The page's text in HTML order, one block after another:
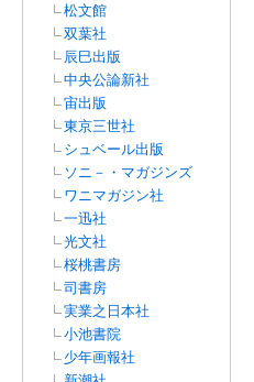
松文館
双葉社
辰巳出版
中央公論新社
宙出版
東京三世社
シュベール出版
ソニ－・マガジンズ
ワニマガジン社
一迅社
光文社
桜桃書房
司書房
実業之日本社
小池書院
少年画報社